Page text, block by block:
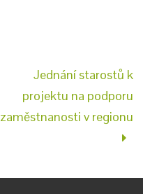
Jednání starostů k
projektu na podporu
zaměstnanosti v regionu